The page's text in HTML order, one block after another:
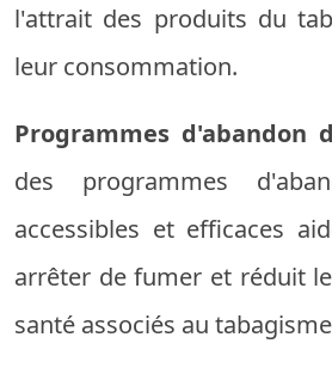
l'attrait des produits du
leur consommation.
Programmes d'abandon
des programmes
accessibles et efficaces
arrêter de fumer et réduit
santé associés au